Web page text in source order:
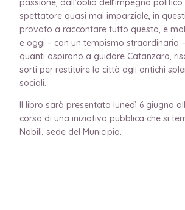
passione, dall’oblio dell’impegno
spettatore quasi mai imparziale, in
provato a raccontare tutto questo, e
e oggi – con un tempismo straordinario
quanti aspirano a guidare Catanzaro,
sorti per restituire la città agli antichi
sociali.
Il libro sarà presentato lunedì 6 giugno
corso di una iniziativa pubblica che si
Nobili, sede del Municipio.